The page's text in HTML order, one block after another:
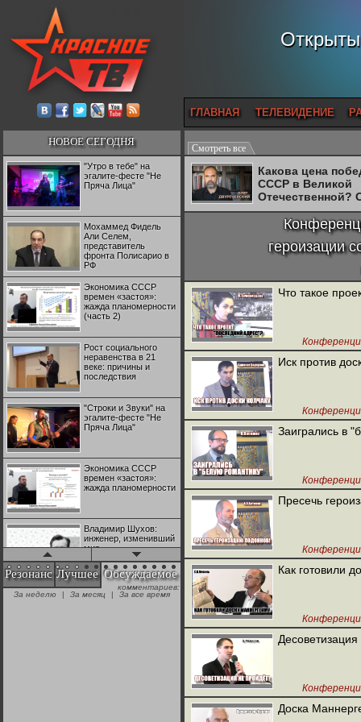
ГЛАВНАЯ ТЕЛЕВИДЕНИЕ
НОВОЕ СЕГОДНЯ
"Утро в тебе" на
эгалите-фесте "Не
Пряча Лица"
Мохаммед Фидель
Али Селем,
представитель
фронта Полисарио в
РФ
Экономика СССР
времен «застоя»:
жажда планомерности
(часть 2)
Рост социального
неравенства в 21
веке: причины и
последствия
"Строки и Звуки" на
эгалите-фесте "Не
Пряча Лица"
Экономика СССР
времен «застоя»:
жажда планомерности
Владимир Шухов:
инженер, изменивший
мир
"Аркадий Коц" на
эгалите-фесте "Не
Резонанс Лучшее Обсуждаемое
комментариев:
За неделю
| За месяц | За все время
Смотреть все
Какова цена
СССР в Великой
Отечественной?
Двуреченский о
потерянной
героизации
Что такое
Иск против
Заигрались в
Пресечь
Как готовили
Доска